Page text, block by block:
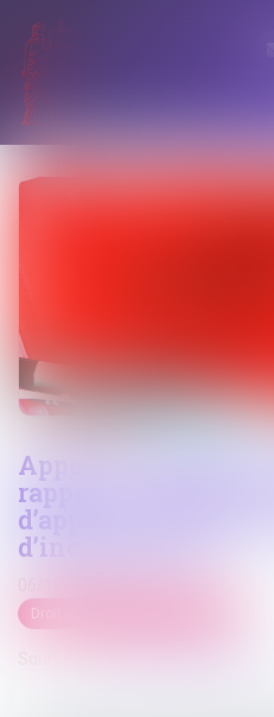
Appel d’un
rappel de
d’appel de statuer
d’incompétence
Droit pénal